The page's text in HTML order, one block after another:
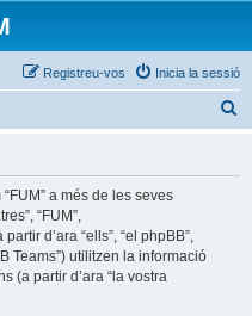
Inicia la sessió
Registreu-vos
a més de les seves
“FUM”,
d’ara “ells”, “el phpBB”,
Teams”) utilitzen la informació
(a partir d’ara “la vostra